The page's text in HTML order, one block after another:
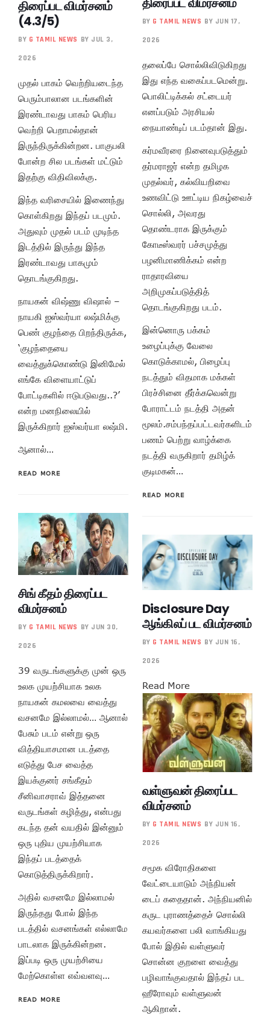
திரைப்பட விமர்சனம்
(4.3/5)
BY G TAMIL NEWS BY JUL 3,
2026
முதல் பாகம் வெற்றியடைந்த
பெரும்பாலான படங்களின்
இரண்டாவது பாகம் பெரிய
வெற்றி பெறாமல்தான்
இருந்திருக்கின்றன. பாகுபலி
போன்ற சில படங்கள் மட்டும்
இதற்கு விதிவிலக்கு.
இந்த வரிசையில் இணைந்து
கொள்கிறது இந்தப் படமும்.
அதுவும் முதல் படம் முடிந்த
இடத்தில் இருந்து இந்த
இரண்டாவது பாகமும்
தொடங்குகிறது.
நாயகன் விஷ்ணு விஷால் –
நாயகி ஐஸ்வர்யா லஷ்மிக்கு
பெண் குழந்தை பிறந்திருக்க,
‘குழந்தையை
வைத்துக்கொண்டு இனிமேல்
எங்கே விளையாட்டுப்
போட்டிகளில் ஈடுபடுவது..?’
என்ற மனநிலையில்
இருக்கிறார் ஐஸ்வர்யா லஷ்மி.
ஆனால்…
READ MORE
சிங் கீதம் திரைப்பட
விமர்சனம்
BY G TAMIL NEWS BY JUN 30,
2026
39 வருடங்களுக்கு முன் ஒரு
உலக முயற்சியாக உலக
நாயகன் கமலவை வைத்து
வசனமே இல்லாமல்… ஆனால்
பேசும் படம் என்று ஒரு
வித்தியாசமான படத்தை
எடுத்து பேச வைத்த
இயக்குனர் சங்கீதம்
சீனிவாசராவ் இத்தனை
வருடங்கள் கழித்து, என்பது
கடந்த தன் வயதில் இன்னும்
ஒரு புதிய முயற்சியாக
இந்தப் படத்தைக்
கொடுத்திருக்கிறார்.
அதில் வசனமே இல்லாமல்
இருந்தது போல் இந்த
படத்தில் வசனங்கள் எல்லாமே
பாடலாக இருக்கின்றன.
இப்படி ஒரு முயற்சியை
மேற்கொள்ள எவ்வளவு…
READ MORE
BY G TAMIL NEWS BY JUN 17,
2026
தலைப்பே சொல்லிவிடுகிறது
இது எந்த வகைப்படமென்று.
பொலிட்டிக்கல் சட்டையர்
எனப்படும் அரசியல்
நையாண்டிப் படம்தான் இது.
கர்மவீரரை நினைவுபடுத்தும்
தர்மராஜர் என்ற தமிழக
முதல்வர், கல்வியறிவை
உணவிட்டு ஊட்டிய நிகழ்வைச்
சொல்லி, அவரது
தொண்டராக இருக்கும்
கோடீஸ்வரர் பச்சமுத்து
பழனிமாணிக்கம் என்ற
ராதாரவியை
அறிமுகப்படுத்தித்
தொடங்குகிறது படம்.
இன்னொரு பக்கம்
உழைப்புக்கு வேலை
கொடுக்காமல், பிழைப்பு
நடத்தும் விதமாக மக்கள்
பிரச்சினை தீர்க்கவென்று
போராட்டம் நடத்தி அதன்
மூலம்.சம்பந்தப்பட்டவர்களிடம்
பணம் பெற்று வாழ்க்கை
நடத்தி வருகிறார் தமிழ்க்
குடிமகன்…
READ MORE
Disclosure Day
ஆங்கிலப் பட விமர்சனம்
BY G TAMIL NEWS BY JUN 16,
2026
Read More
வள்ளுவன் திரைப்பட
விமர்சனம்
BY G TAMIL NEWS BY JUN 16,
2026
சமூக விரோதிகளை
வேட்டையாடும் அந்நியன்
டைப் கதைதான். அந்நியனில்
கருட புராணத்தைச் சொல்லி
கயவர்களை பலி வாங்கியது
போல் இதில் வள்ளுவர்
சொன்ன குறளை வைத்து
பழிவாங்குவதால் இந்தப் பட
ஹீரோவும் வள்ளுவன்
ஆகிறான்.